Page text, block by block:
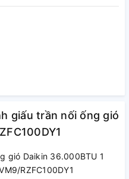
giấu trần nối ống gió
gió Daikin 36.000BTU 1
RZFC100DY1